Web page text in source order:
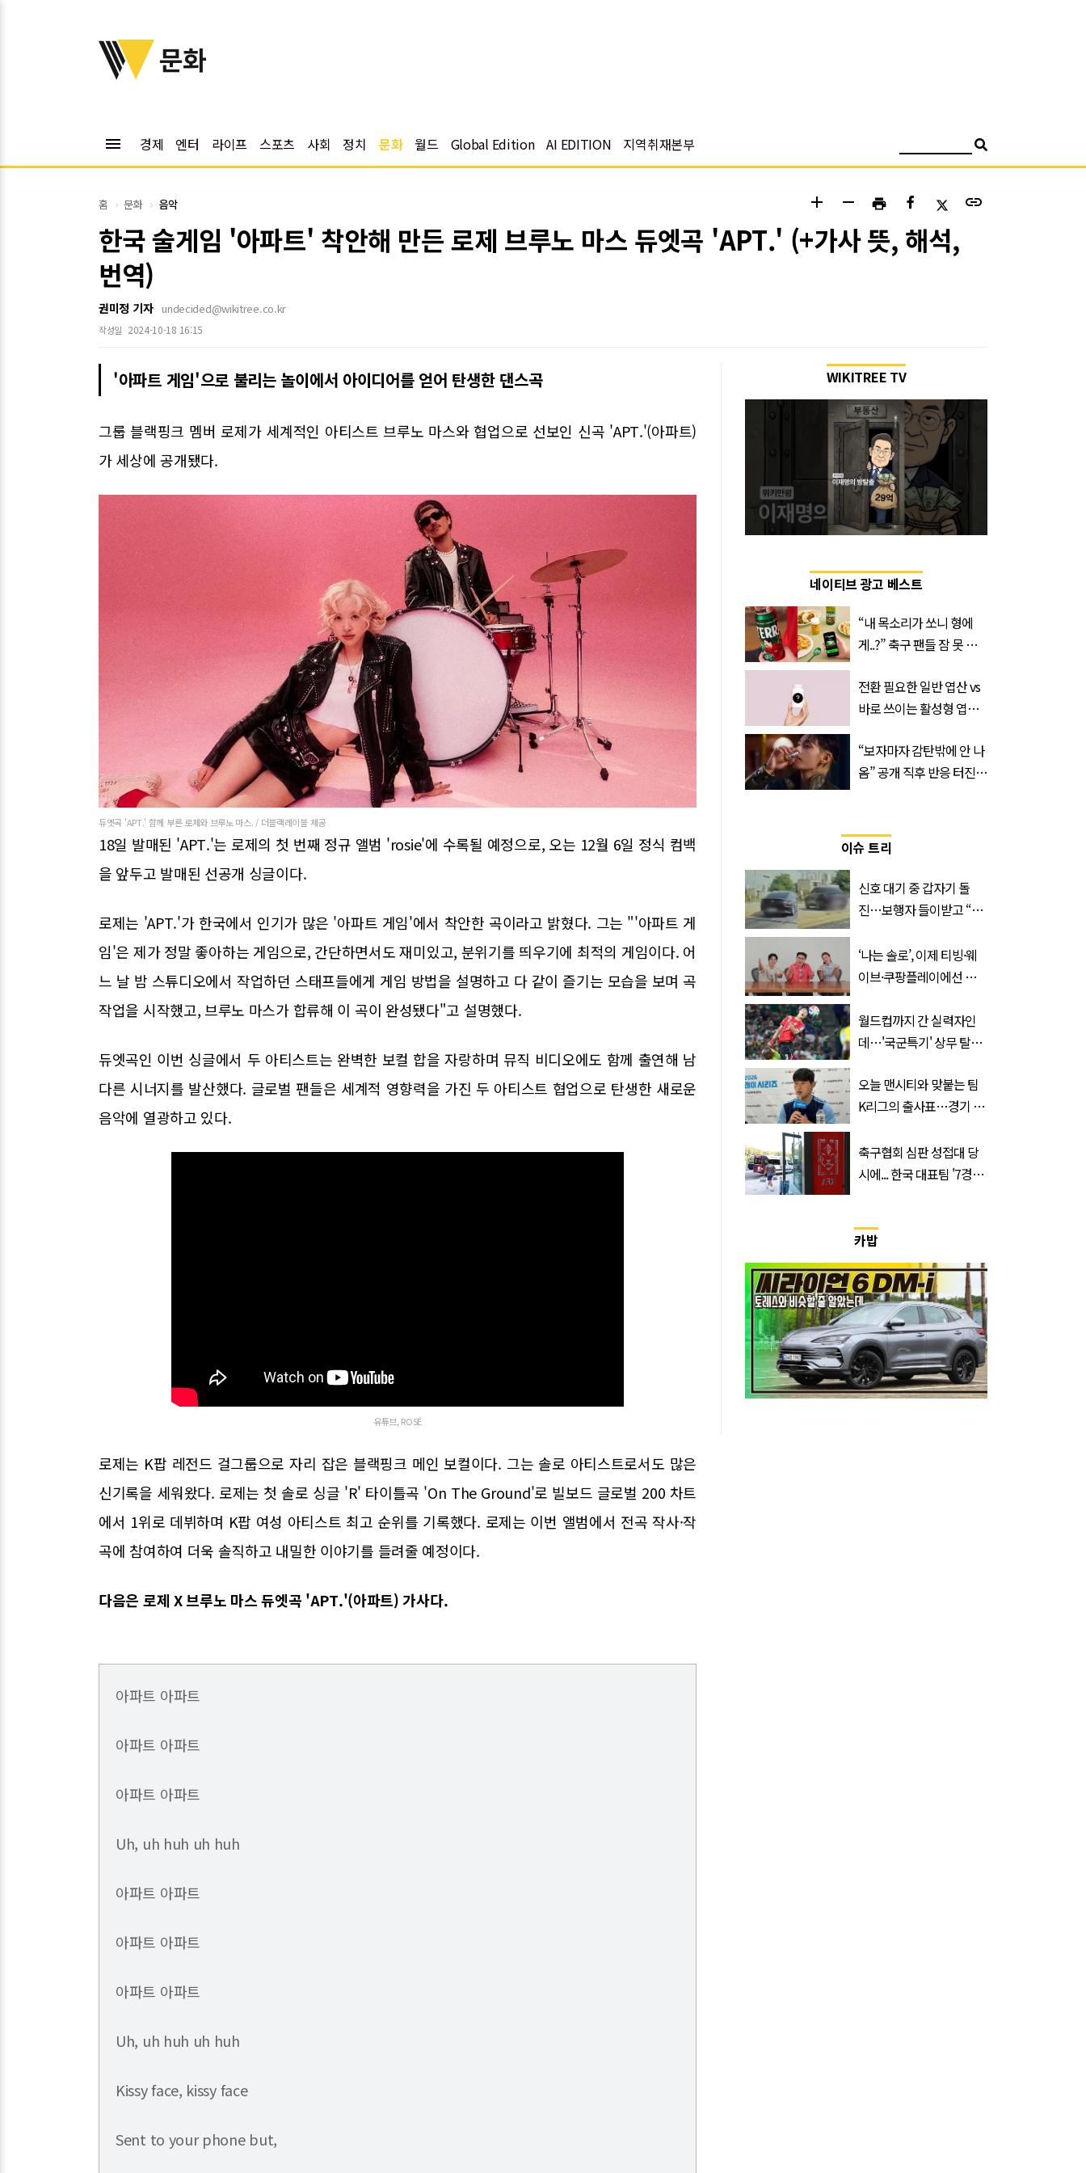
위키트리
문화
menu 경제 엔터 라이프 스포츠 사회 정치 문화 월드 Global Edition AI EDITION 지역취재본부
홈 문화 음악 add remove print link
한국 술게임 '아파트' 착안해 만든 로제 브루노 마스 듀엣곡 'APT.' (+가사 뜻, 해석,
번역)
권미정 기자 undecided@wikitree.co.kr
작성일 2024-10-18 16:15
'아파트 게임'으로 불리는 놀이에서 아이디어를 얻어 탄생한 댄스곡
그룹 블랙핑크 멤버 로제가 세계적인 아티스트 브루노 마스와 협업으로 선보인 신곡 'APT.'(아파트)
가 세상에 공개됐다.
듀엣곡 'APT.' 함께 부른 로제와 브루노 마스. / 더블랙레이블 제공
18일 발매된 'APT.'는 로제의 첫 번째 정규 앨범 'rosie'에 수록될 예정으로, 오는 12월 6일 정식 컴백
을 앞두고 발매된 선공개 싱글이다.
로제는 'APT.'가 한국에서 인기가 많은 '아파트 게임'에서 착안한 곡이라고 밝혔다. 그는 "'아파트 게
임'은 제가 정말 좋아하는 게임으로, 간단하면서도 재미있고, 분위기를 띄우기에 최적의 게임이다. 어
느 날 밤 스튜디오에서 작업하던 스태프들에게 게임 방법을 설명하고 다 같이 즐기는 모습을 보며 곡
작업을 시작했고, 브루노 마스가 합류해 이 곡이 완성됐다"고 설명했다.
듀엣곡인 이번 싱글에서 두 아티스트는 완벽한 보컬 합을 자랑하며 뮤직 비디오에도 함께 출연해 남
다른 시너지를 발산했다. 글로벌 팬들은 세계적 영향력을 가진 두 아티스트 협업으로 탄생한 새로운
음악에 열광하고 있다.
유튜브, ROSÉ
로제는 K팝 레전드 걸그룹으로 자리 잡은 블랙핑크 메인 보컬이다. 그는 솔로 아티스트로서도 많은
신기록을 세워왔다. 로제는 첫 솔로 싱글 'R' 타이틀곡 'On The Ground'로 빌보드 글로벌 200 차트
에서 1위로 데뷔하며 K팝 여성 아티스트 최고 순위를 기록했다. 로제는 이번 앨범에서 전곡 작사·작
곡에 참여하여 더욱 솔직하고 내밀한 이야기를 들려줄 예정이다.
다음은 로제 X 브루노 마스 듀엣곡 'APT.'(아파트) 가사다.
아파트 아파트
아파트 아파트
아파트 아파트
Uh, uh huh uh huh
아파트 아파트
아파트 아파트
아파트 아파트
Uh, uh huh uh huh
Kissy face, kissy face
Sent to your phone but,
WIKITREE TV
네이티브 광고 베스트
“내 목소리가 쏘니 형에
게..?” 축구 팬들 잠 못 들
트
전환 필요한 일반 엽산 vs
바로 쓰이는 활성형 엽
‘Quatrefolic®’ 주목
“보자마자 감탄밖에 안 나
옴” 공개 직후 반응 터진
이슈 트리
신호 대기 중 갑자기 돌
진…보행자 들이받고 “다
‘나는 솔로’, 이제 티빙·웨
이브·쿠팡플레이에선 못
개
월드컵까지 간 실력자인
데…'국군특기' 상무 탈락
오늘 맨시티와 맞붙는 팀
K리그의 출사표…경기 시
축구협회 심판 성접대 당
시에... 한국 대표팀 '7경기
카밥